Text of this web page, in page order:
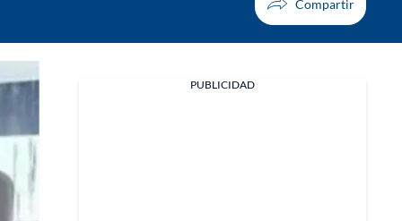
PUBLICIDAD